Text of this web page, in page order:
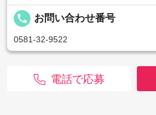
local_phone お問い合わせ番号
0581-32-9522
電話で応募